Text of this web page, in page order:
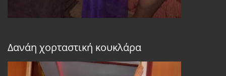
Δανάη χορταστική κουκλάρα